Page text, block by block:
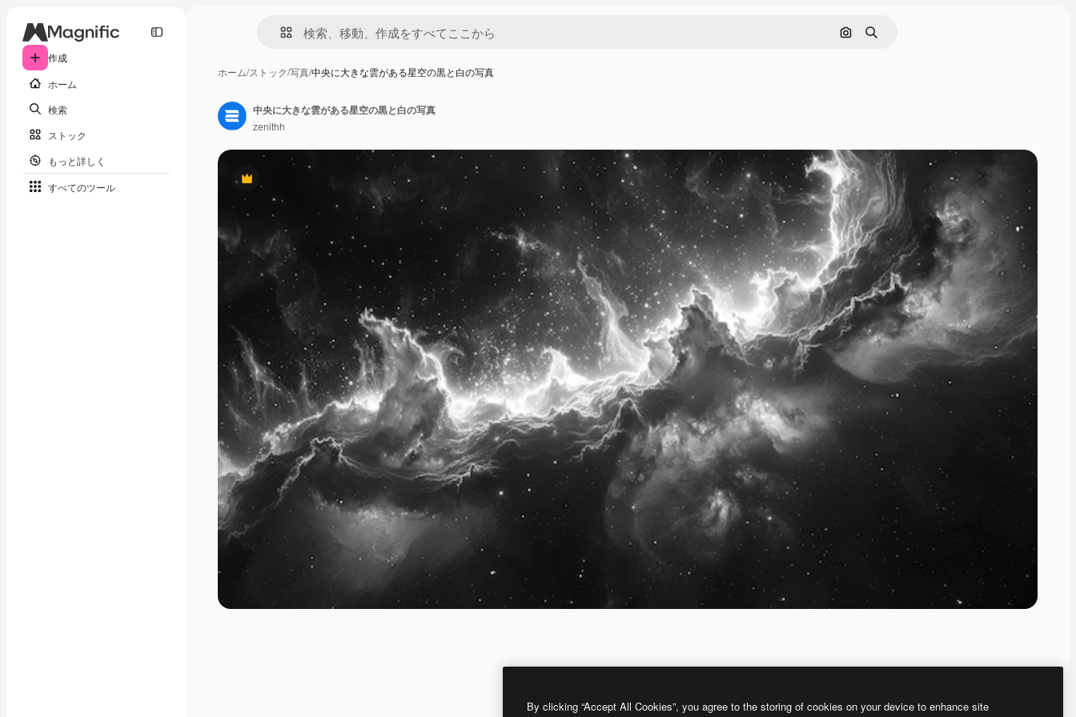
作成
ホーム
検索
ストック
もっと詳しく
すべてのツール
画像で検索
検索
ホーム/ストック/写真/中央に大きな雲がある星空の黒と白の写真
Premium
中央に大きな雲がある星空の黒と白の写真
zenithh
By clicking “Accept All Cookies”, you agree to the storing of cookies on your device to enhance site